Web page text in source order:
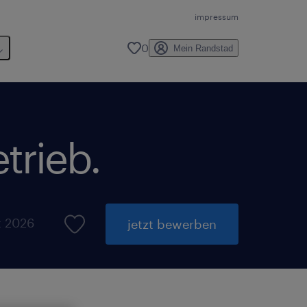
impressum
0 Mein Randstad
2026 jetzt bewerben